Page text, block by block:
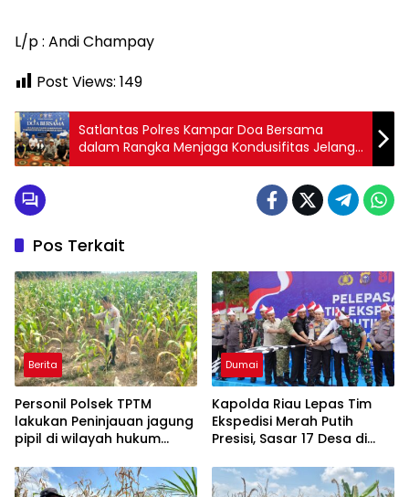
L/p : Andi Champay
Post Views: 149
Satlantas Polres Kampar Doa Bersama
dalam Rangka Menjaga Kondusifitas Jelang
Pilkada
Pos Terkait
Berita
Personil Polsek TPTM
lakukan Peninjauan jagung
pipil di wilayah hukum
Dumai
Kapolda Riau Lepas Tim
Ekspedisi Merah Putih
Presisi, Sasar 17 Desa di